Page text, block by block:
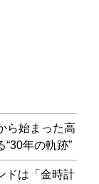
ら始まった高
年の軌跡”
ドは「金時計